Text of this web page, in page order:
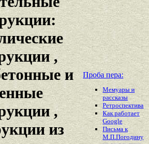
,
и
,
из
Проба пера:
Мемуары и
рассказы
Ретроспектива
Как работает
Google
Письма к
М.П.Погодину